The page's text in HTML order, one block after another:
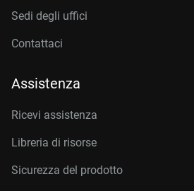
Sedi degli uffici
Contattaci
Assistenza
Ricevi assistenza
Libreria di risorse
Sicurezza del prodotto